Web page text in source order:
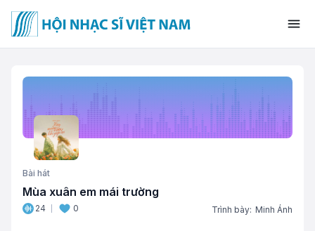
Bài hát
Mùa xuân em mái trường
24 0 Trình bày: Minh Ánh